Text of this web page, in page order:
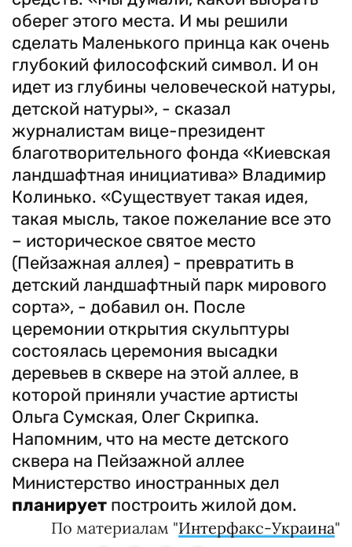
оберег этого места. И мы решили
сделать Маленького принца как очень
глубокий философский символ. И он
идет из глубины человеческой натуры,
детской натуры», - сказал
журналистам вице-президент
благотворительного фонда «Киевская
ландшафтная инициатива» Владимир
Колинько. «Существует такая идея,
такая мысль, такое пожелание все это
– историческое святое место
(Пейзажная аллея) - превратить в
детский ландшафтный парк мирового
сорта», - добавил он. После
церемонии открытия скульптуры
состоялась церемония высадки
деревьев в сквере на этой аллее, в
которой приняли участие артисты
Ольга Сумская, Олег Скрипка.
Напомним, что на месте детского
сквера на Пейзажной аллее
Министерство иностранных дел
планирует построить жилой дом.
По материалам "Интерфакс-Украина"